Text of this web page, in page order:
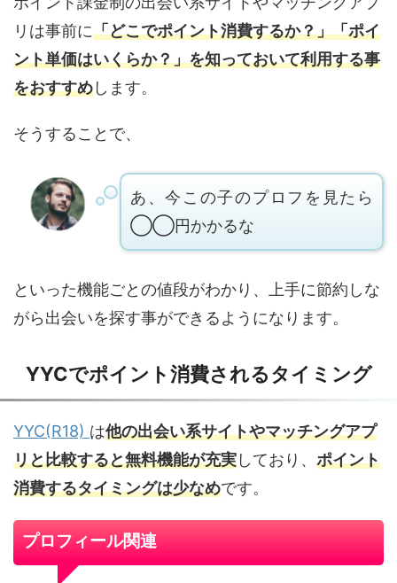
リは事前に「どこでポイント消費するか？」「ポイ
ント単価はいくらか？」を知っておいて利用する事
をおすすめします。
そうすることで、
あ、今この子のプロフを見たら
◯◯円かかるな
といった機能ごとの値段がわかり、上手に節約しな
がら出会いを探す事ができるようになります。
YYCでポイント消費されるタイミング
YYC(R18) は他の出会い系サイトやマッチングアプ
リと比較すると無料機能が充実しており、 ポイント
消費するタイミングは少なめです。
プロフィール関連